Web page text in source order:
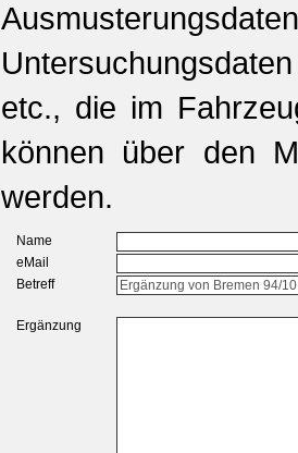
etc., die im
können über den
werden.
Name
eMail
Betreff
Ergänzung